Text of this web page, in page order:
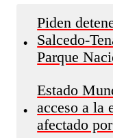
•
Piden
Salcedo-
Parque
•
Estado
acceso a la
afectado